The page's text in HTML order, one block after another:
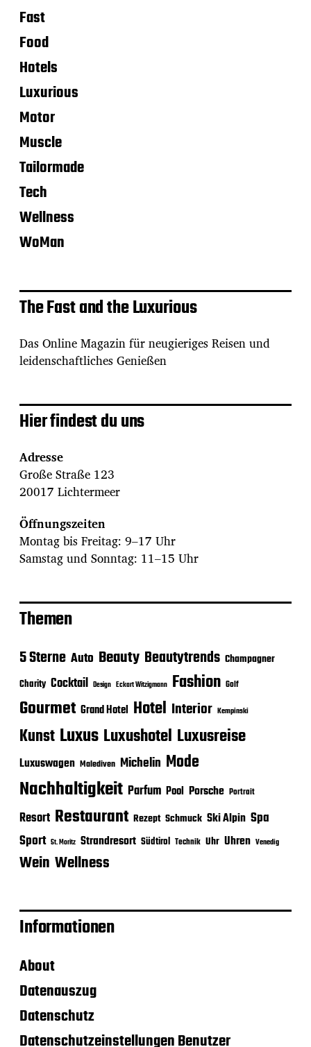
Fast
Food
Hotels
Luxurious
Motor
Muscle
Tailormade
Tech
Wellness
WoMan
The Fast and the Luxurious
Das Online Magazin für neugieriges Reisen und
leidenschaftliches Genießen
Hier findest du uns
Adresse
Große Straße 123
20017 Lichtermeer
Öffnungszeiten
Montag bis Freitag: 9–17 Uhr
Samstag und Sonntag: 11–15 Uhr
Themen
5 Sterne Auto Beauty Beautytrends Champagner
Charity Cocktail Design Eckart Witzigmann Fashion Golf
Gourmet Grand Hotel Hotel Interior Kempinski
Kunst Luxus Luxushotel Luxusreise
Luxuswagen Malediven Michelin Mode
Nachhaltigkeit Parfum Pool Porsche Portrait
Resort Restaurant Rezept Schmuck Ski Alpin Spa
Sport St. Moritz Strandresort Südtirol Technik Uhr Uhren Venedig
Wein Wellness
Informationen
About
Datenauszug
Datenschutz
Datenschutzeinstellungen Benutzer